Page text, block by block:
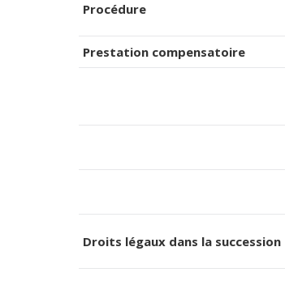
Procédure
Prestation compensatoire
Droits légaux dans la succession